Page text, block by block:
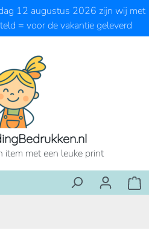
12 augustus 2026 zijn wij met
= voor de vakantie geleverd
item met een leuke print